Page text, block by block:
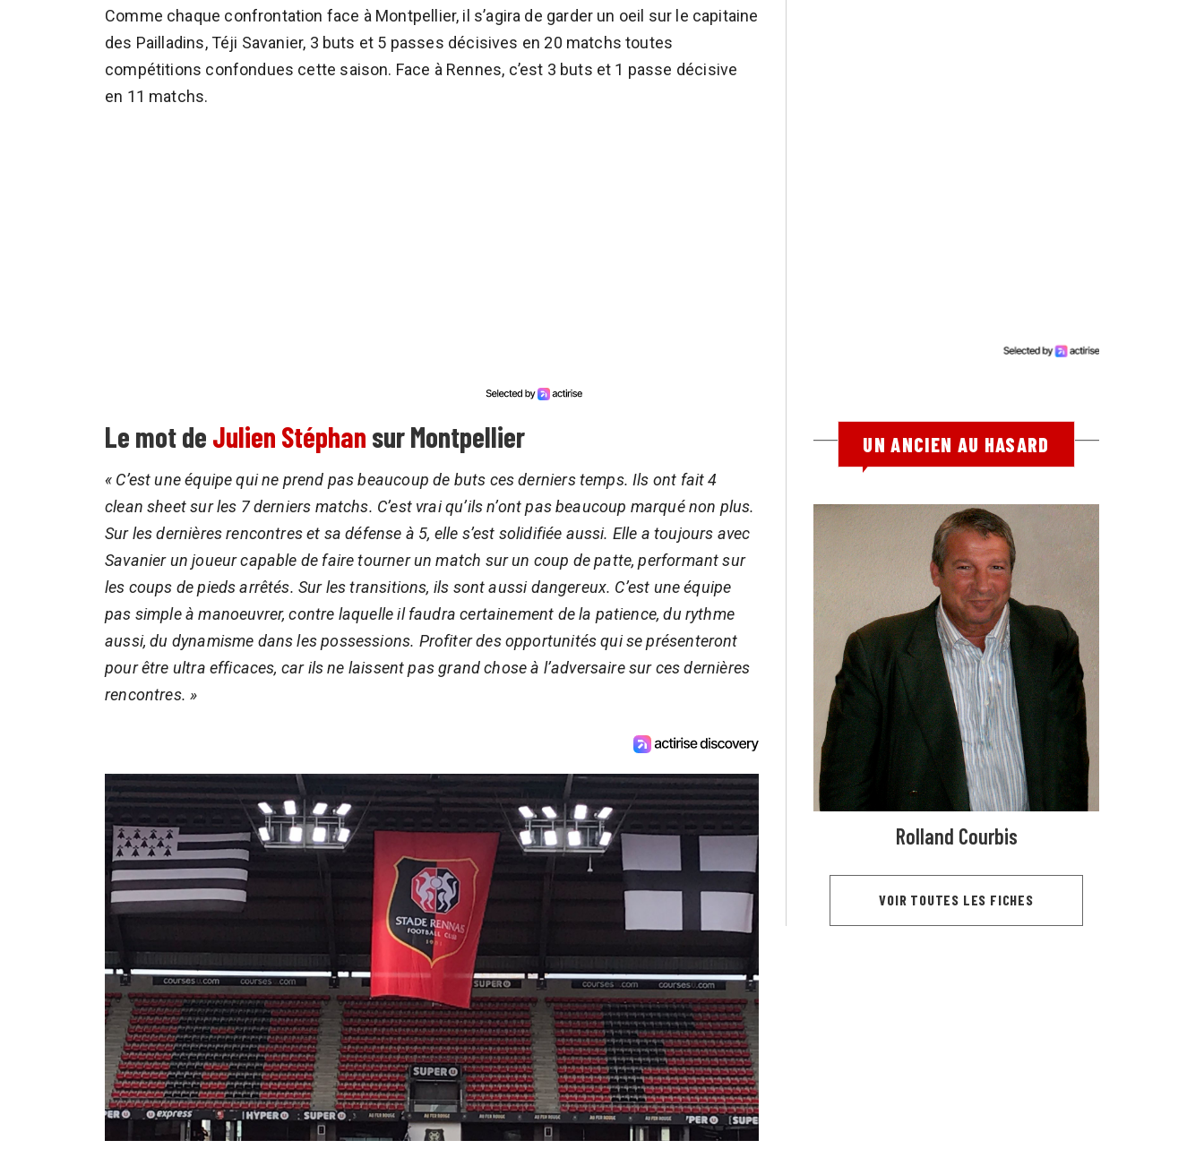
Comme chaque confrontation face à Montpellier, il s’agira de garder un oeil sur le capitaine
des Pailladins, Téji Savanier, 3 buts et 5 passes décisives en 20 matchs toutes
compétitions confondues cette saison. Face à Rennes, c’est 3 buts et 1 passe décisive
en 11 matchs.
Le mot de Julien Stéphan sur Montpellier
« C’est une équipe qui ne prend pas beaucoup de buts ces derniers temps. Ils ont fait 4
clean sheet sur les 7 derniers matchs. C’est vrai qu’ils n’ont pas beaucoup marqué non plus.
Sur les dernières rencontres et sa défense à 5, elle s’est solidifiée aussi. Elle a toujours avec
Savanier un joueur capable de faire tourner un match sur un coup de patte, performant sur
les coups de pieds arrêtés. Sur les transitions, ils sont aussi dangereux. C’est une équipe
pas simple à manoeuvrer, contre laquelle il faudra certainement de la patience, du rythme
aussi, du dynamisme dans les possessions. Profiter des opportunités qui se présenteront
pour être ultra efficaces, car ils ne laissent pas grand chose à l’adversaire sur ces dernières
rencontres. »
UN ANCIEN AU HASARD
Rolland Courbis
VOIR TOUTES LES FICHES